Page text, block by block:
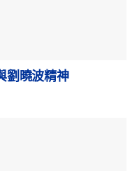
劉曉波精神